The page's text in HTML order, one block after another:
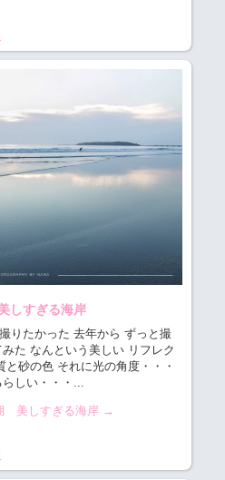
しすぎる海岸
りたかった 去年から ずっと撮
た なんという美しい リフレク
砂の色 それに光の角度・・・
しい・・・...
美しすぎる海岸 →